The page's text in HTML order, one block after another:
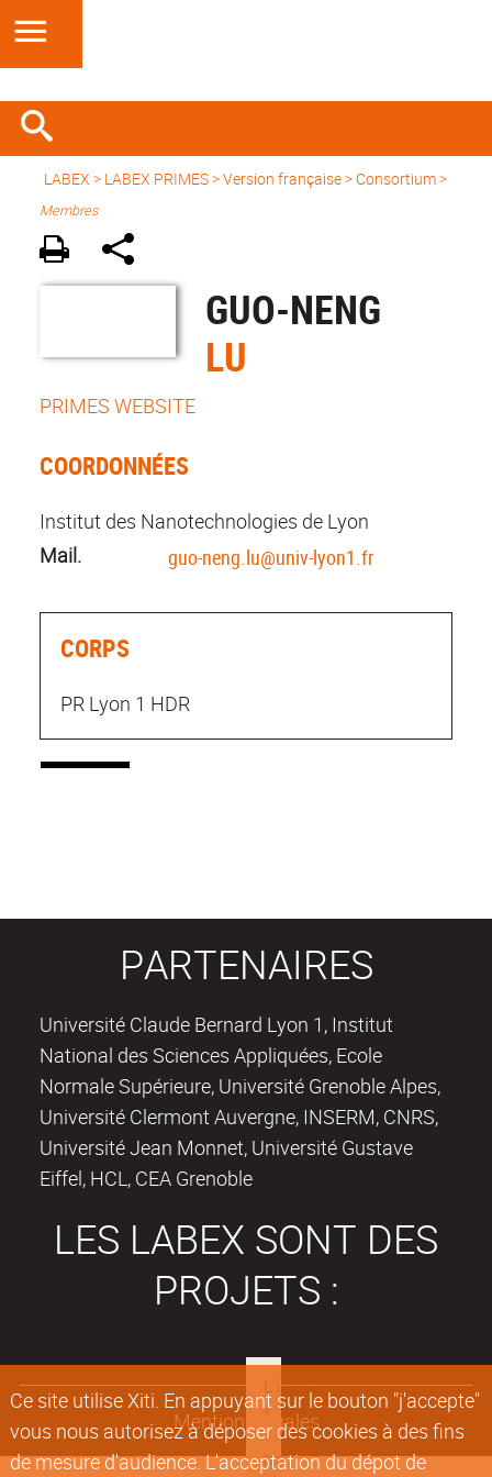
Ce site utilise Xiti. En appuyant sur le bouton "j'accepte"
vous nous autorisez à déposer des cookies à des fins
de mesure d'audience. L'acceptation du dépot de
LABEX > LABEX PRIMES>Version française> Consortium >
Membres
GUO-NENG
LU
PRIMES WEBSITE
COORDONNÉES
Institut des Nanotechnologies de Lyon
Mail.
guo-neng.lu@univ-lyon1.fr
CORPS
PR Lyon 1 HDR
PARTENAIRES
Université Claude Bernard Lyon 1, Institut
National des Sciences Appliquées, Ecole
Normale Supérieure, Université Grenoble Alpes,
Université Clermont Auvergne, INSERM, CNRS,
Université Jean Monnet, Université Gustave
Eiffel, HCL, CEA Grenoble
LES LABEX SONT DES
PROJETS :
Mentions légales